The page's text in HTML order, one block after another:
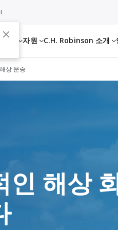
서비스 자원 C.H. Robinson 소개
해상 운송
인 해상